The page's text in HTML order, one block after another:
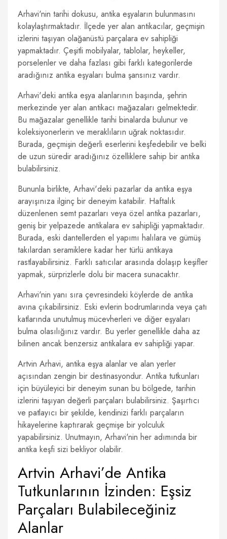
Arhavi'nin tarihi dokusu, antika eşyaların bulunmasını
kolaylaştırmaktadır. İlçede yer alan antikacılar, geçmişin
izlerini taşıyan olağanüstü parçalara ev sahipliği
yapmaktadır. Çeşitli mobilyalar, tablolar, heykeller,
porselenler ve daha fazlası gibi farklı kategorilerde
aradığınız antika eşyaları bulma şansınız vardır.
Arhavi'deki antika eşya alanlarının başında, şehrin
merkezinde yer alan antikacı mağazaları gelmektedir.
Bu mağazalar genellikle tarihi binalarda bulunur ve
koleksiyonerlerin ve meraklıların uğrak noktasıdır.
Burada, geçmişin değerli eserlerini keşfedebilir ve belki
de uzun süredir aradığınız özelliklere sahip bir antika
bulabilirsiniz.
Bununla birlikte, Arhavi'deki pazarlar da antika eşya
arayışınıza ilginç bir deneyim katabilir. Haftalık
düzenlenen semt pazarları veya özel antika pazarları,
geniş bir yelpazede antikalara ev sahipliği yapmaktadır.
Burada, eski dantellerden el yapımı halılara ve gümüş
takılardan seramiklere kadar her türlü antikaya
rastlayabilirsiniz. Farklı satıcılar arasında dolaşıp keşifler
yapmak, sürprizlerle dolu bir macera sunacaktır.
Arhavi'nin yanı sıra çevresindeki köylerde de antika
avına çıkabilirsiniz. Eski evlerin bodrumlarında veya çatı
katlarında unutulmuş mücevherleri ve diğer eşyaları
bulma olasılığınız vardır. Bu yerler genellikle daha az
bilinen ancak benzersiz antikalara ev sahipliği yapar.
Artvin Arhavi, antika eşya alanlar ve alan yerler
açısından zengin bir destinasyondur. Antika tutkunları
için büyüleyici bir deneyim sunan bu bölgede, tarihin
izlerini taşıyan değerli parçaları bulabilirsiniz. Şaşırtıcı
ve patlayıcı bir şekilde, kendinizi farklı parçaların
hikayelerine kaptırarak geçmişe bir yolculuk
yapabilirsiniz. Unutmayın, Arhavi'nin her adımında bir
antika keşfi sizi bekliyor olabilir.
Artvin Arhavi’de Antika
Tutkunlarının İzinden: Eşsiz
Parçaları Bulabileceğiniz
Alanlar